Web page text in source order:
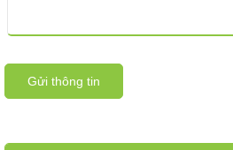
Gửi thông tin